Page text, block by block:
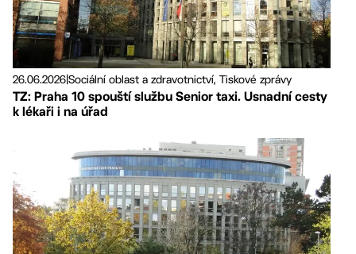
26.06.2026Sociální oblast a zdravotnictví, Tiskové zprávy
TZ: Praha 10 spouští službu Senior taxi. Usnadní cesty
k lékaři i na úřad